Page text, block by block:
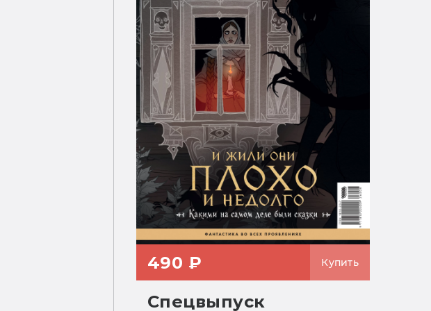
490 ₽ Купить
Спецвыпуск